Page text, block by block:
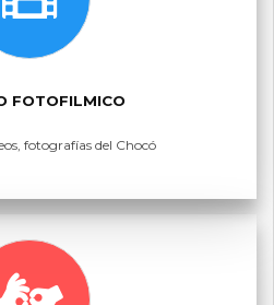
FOTOFILMICO
fotografías del Chocó